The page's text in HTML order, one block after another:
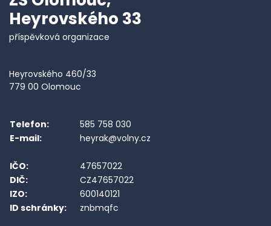
Heyrovského 33
příspěvková organizace
Heyrovského 460/33
779 00 Olomouc
Telefon:
585 758 030
E-mail:
heyrak@volny.cz
IČO:
47657022
DIČ:
CZ47657022
IZO:
600140121
ID schránky:
znbmqfc